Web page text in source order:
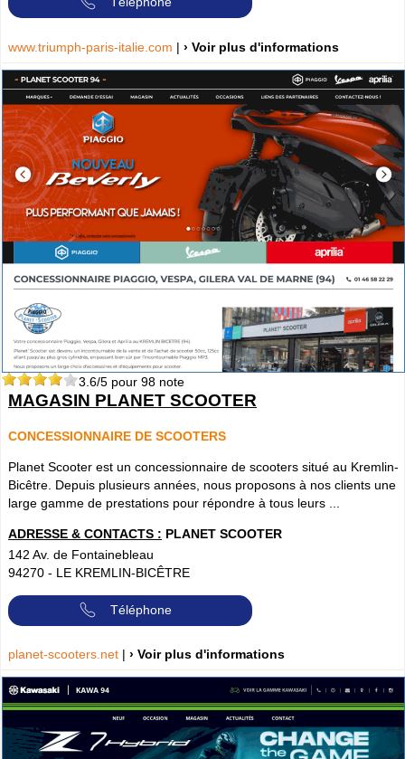
www.triumph-paris-italie.com | › Voir plus d'informations
3.6/5 pour 98 note
MAGASIN PLANET SCOOTER
CONCESSIONNAIRE DE SCOOTERS
Planet Scooter est un concessionnaire de scooters situé au Kremlin-
Bicêtre. Depuis plusieurs années, nous proposons à nos clients une
large gamme de prestations pour répondre à tous leurs ...
ADRESSE & CONTACTS : PLANET SCOOTER
142 Av. de Fontainebleau
94270 - LE KREMLIN-BICÊTRE
Téléphone
planet-scooters.net | › Voir plus d'informations